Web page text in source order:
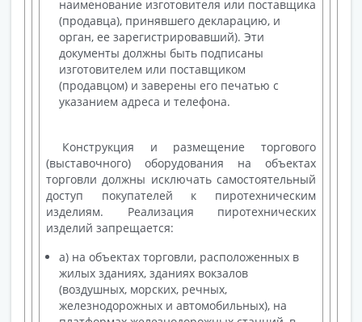
наименование изготовителя или поставщика
(продавца), принявшего декларацию, и
орган, ее зарегистрировавший). Эти
документы должны быть подписаны
изготовителем или поставщиком
(продавцом) и заверены его печатью с
указанием адреса и телефона.
Конструкция и размещение торгового
(выставочного) оборудования на объектах
торговли должны исключать самостоятельный
доступ покупателей к пиротехническим
изделиям. Реализация пиротехнических
изделий запрещается:
а) на объектах торговли, расположенных в
жилых зданиях, зданиях вокзалов
(воздушных, морских, речных,
железнодорожных и автомобильных), на